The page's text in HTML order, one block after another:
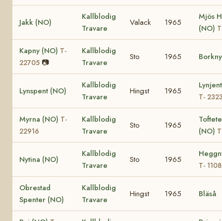
Jakk (NO)
Kallblodig
Travare
Valack 1965
Mjös
(NO)
Kapny (NO) T-
22705 📷
Kallblodig
Travare
Sto 1965
Lynspent (NO)
Kallblodig
Travare
Hingst 1965
T-
Myrna (NO) T-
22916
Kallblodig
Travare
Sto 1965
(NO)
Nytina (NO)
Kallblodig
Travare
Sto 1965
T- 1108
Obrestad
Spenter (NO)
Kallblodig
Travare
Hingst 1965 Bläså